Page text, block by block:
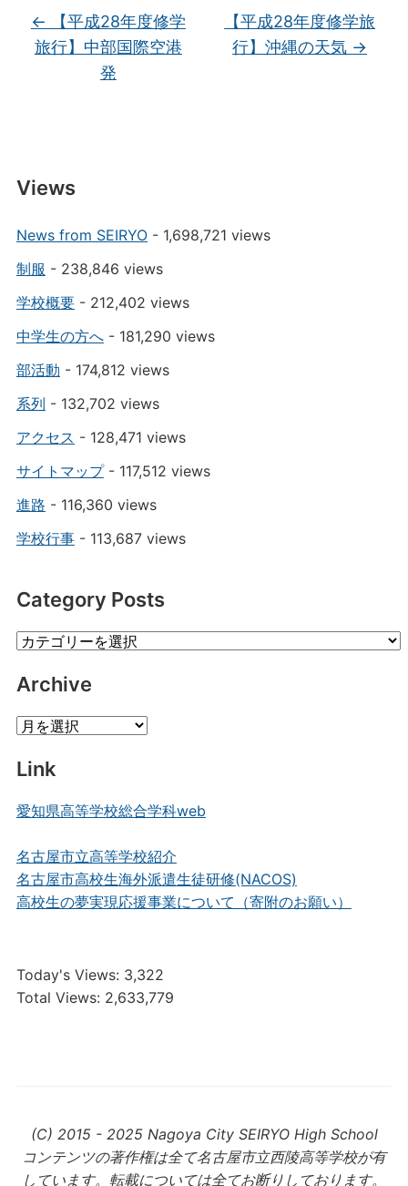
← 【平成28年度修学
旅行】中部国際空港
発
【平成28年度修学旅
行】沖縄の天気 →
Views
News from SEIRYO- 1,698,721 views
制服 - 238,846 views
学校概要- 212,402 views
中学生の方へ- 181,290 views
部活動 - 174,812 views
系列 - 132,702 views
アクセス - 128,471 views
サイトマップ- 117,512 views
進路 - 116,360 views
学校行事- 113,687 views
Category Posts
Category
Archive
Archive
Link
愛知県高等学校総合学科web
名古屋市立高等学校紹介
名古屋市高校生海外派遣生徒研修(NACOS)
高校生の夢実現応援事業について（寄附のお願い）
Today's Views: 3,322
Total Views: 2,633,779
(C) 2015 - 2025 Nagoya City SEIRYO High School
コンテンツの著作権は全て名古屋市立西陵高等学校が有
しています。転載については全てお断りしております。